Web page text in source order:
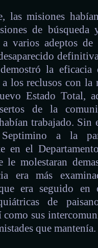
las misiones
de
a varios adeptos
la
a los reclusos con
Estado Total,
de la
trabajado.
a la
en el
le molestaran
era más
era seguido en
de
sus
que mantenía.